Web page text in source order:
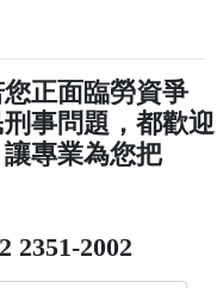
您正面臨勞資爭
事問題，都歡迎
專業為您把
2351-2002